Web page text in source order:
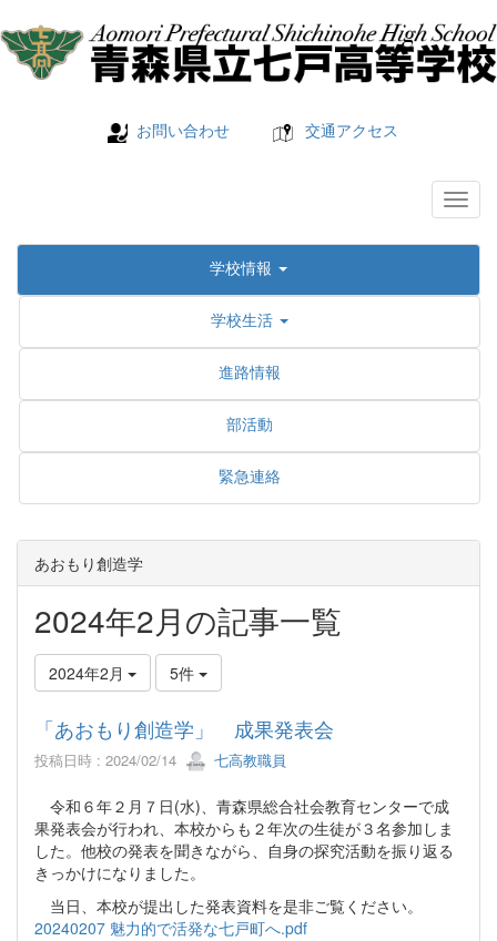
お問い合わせ 交通アクセス
学校情報
学校生活
進路情報
部活動
緊急連絡
あおもり創造学
2024年2月の記事一覧
2024年2月 5件
「あおもり創造学」 成果発表会
投稿日時 : 2024/02/14 七高教職員
令和６年２月７日(水)、青森県総合社会教育センターで成
果発表会が行われ、本校からも２年次の生徒が３名参加しま
した。他校の発表を聞きながら、自身の探究活動を振り返る
きっかけになりました。
当日、本校が提出した発表資料を是非ご覧ください。
20240207 魅力的で活発な七戸町へ.pdf